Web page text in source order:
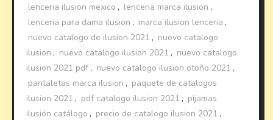
lenceria ilusion mexico , lenceria marca ilusion ,
lenceria para dama ilusion , marca ilusion lenceria ,
nuevo catalogo de ilusion 2021 , nuevo catalogo
ilusion , nuevo catalogo ilusion 2021 , nuevo catalogo
ilusion 2021 pdf , nuevo catalogo ilusion otoño 2021 ,
pantaletas marca ilusion , paquete de catalogos
ilusion 2021 , pdf catalogo ilusion 2021 , pijamas
ilusión catálogo , precio de catalogo ilusion 2021 ,